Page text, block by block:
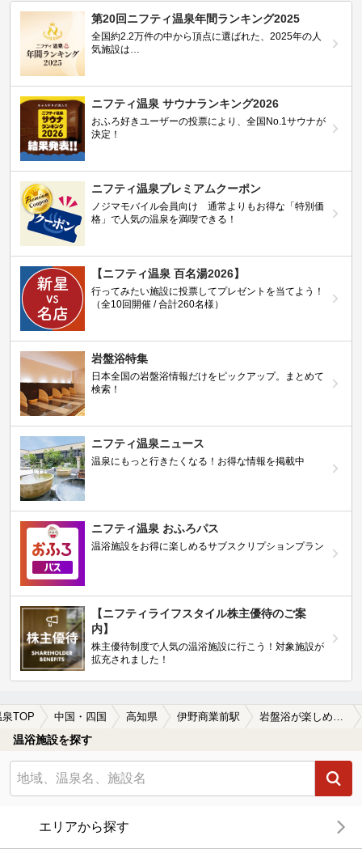
第20回ニフティ温泉年間ランキング2025
全国約2.2万件の中から頂点に選ばれた、2025年の人
気施設は…
ニフティ温泉 サウナランキング2026
おふろ好きユーザーの投票により、全国No.1サウナが
決定！
ニフティ温泉プレミアムクーポン
ノジマモバイル会員向け 通常よりもお得な「特別価
格」で人気の温泉を満喫できる！
【ニフティ温泉 百名湯2026】
行ってみたい施設に投票してプレゼントを当てよう！
（全10回開催 / 合計260名様）
岩盤浴特集
日本全国の岩盤浴情報だけをピックアップ。まとめて
検索！
ニフティ温泉ニュース
温泉にもっと行きたくなる！お得な情報を掲載中
ニフティ温泉 おふろパス
温浴施設をお得に楽しめるサブスクリプションプラン
【ニフティライフスタイル株主優待のご案
内】
株主優待制度で人気の温浴施設に行こう！対象施設が
拡充されました！
泉TOP 中国・四国 高知県 伊野商業前駅
温浴施設を探す
エリアから探す